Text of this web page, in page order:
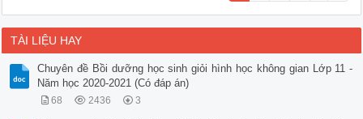
TÀI LIỆU HAY
Chuyên đề Bồi dưỡng học sinh giỏi hình học không gian Lớp 11 -
Năm học 2020-2021 (Có đáp án)
68 2436 3